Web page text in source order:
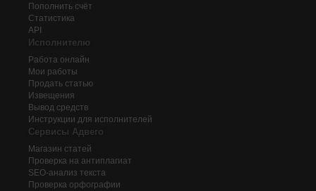
Пополнить счёт
Статистика
API
Исполнителю
Работа онлайн
Мои работы
Продать статью
Извещения
Вывод средств
Инструкции для исполнителей
Сервисы Адвего
Магазин статей
Проверка на антиплагиат
SEO-анализ текста
Проверка орфографии